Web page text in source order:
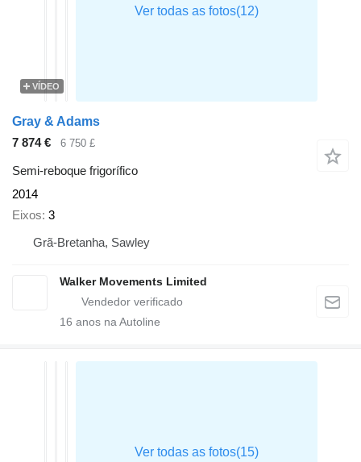
VÍDEO
Gray & Adams
7 874 €
6 750 £
Semi-reboque frigorífico
2014
Eixos 3
Grã-Bretanha, Sawley
Walker Movements Limited
16 anos na Autoline